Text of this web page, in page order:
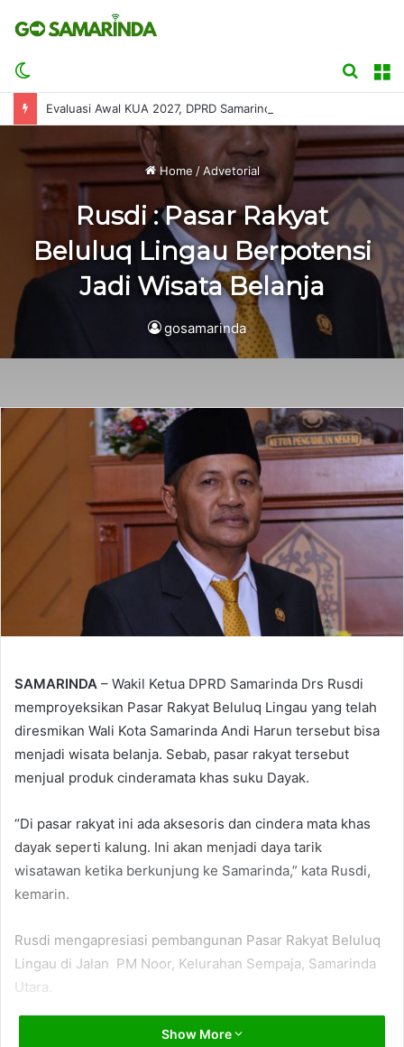
skin
Search
for
Home / Advetorial
Rusdi : Pasar Rakyat
Beluluq Lingau Berpotensi
Jadi Wisata Belanja
gosamarinda
SAMARINDA – Wakil Ketua DPRD Samarinda Drs Rusdi
memproyeksikan Pasar Rakyat Beluluq Lingau yang telah
diresmikan Wali Kota Samarinda Andi Harun tersebut bisa
menjadi wisata belanja. Sebab, pasar rakyat tersebut
menjual produk cinderamata khas suku Dayak.
“Di pasar rakyat ini ada aksesoris dan cindera mata khas
dayak seperti kalung. Ini akan menjadi daya tarik
wisatawan ketika berkunjung ke Samarinda,” kata Rusdi,
kemarin.
Rusdi mengapresiasi pembangunan Pasar Rakyat Beluluq
Lingau di Jalan PM Noor, Kelurahan Sempaja, Samarinda
Utara.
“Langkah Pemkot melakukan penataan pasar sudah tepat.
Show More